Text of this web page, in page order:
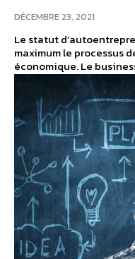
DÉCEMBRE 23, 2021
Le statut
maximum le processus
économique. Le